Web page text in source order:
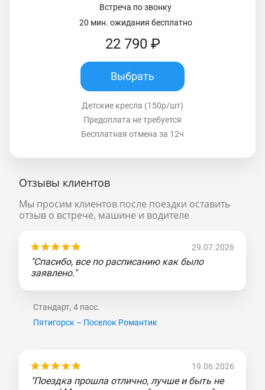
Встреча по звонку
20 мин. ожидания бесплатно
22 790 ₽
Выбрать
Детские кресла (150р/шт)
Предоплата не требуется
Бесплатная отмена за 12ч
Отзывы клиентов
Мы просим клиентов после поездки оставить
отзыв о встрече, машине и водителе
29.07.2026
"Спасибо, все по расписанию как было
заявлено."
Стандарт, 4 пасс.
Пятигорск – Поселок Романтик
19.06.2026
"Поездка прошла отлично, лучше и быть не